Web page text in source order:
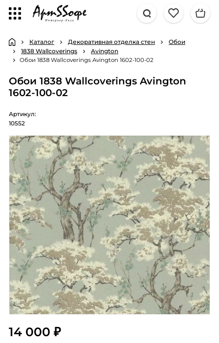
Каталог Декоративная отделка стен
Обои
1838 Wallcoverings
Avington
Обои 1838 Wallcoverings Avington 1602-100-02
Обои 1838 Wallcoverings Avington
1602-100-02
Артикул:
10552
14 000 ₽